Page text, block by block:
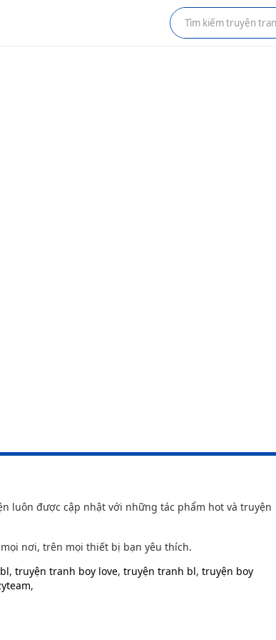
luôn được cập nhật với những tác phẩm hot và truyện
nơi, trên mọi thiết bị bạn yêu thích.
, truyện tranh boy love, truyện tranh bl, truyện boy
,